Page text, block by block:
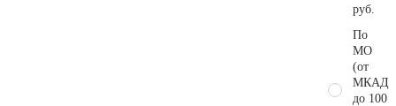
руб.
По
МО
(от
МКАД
до 100